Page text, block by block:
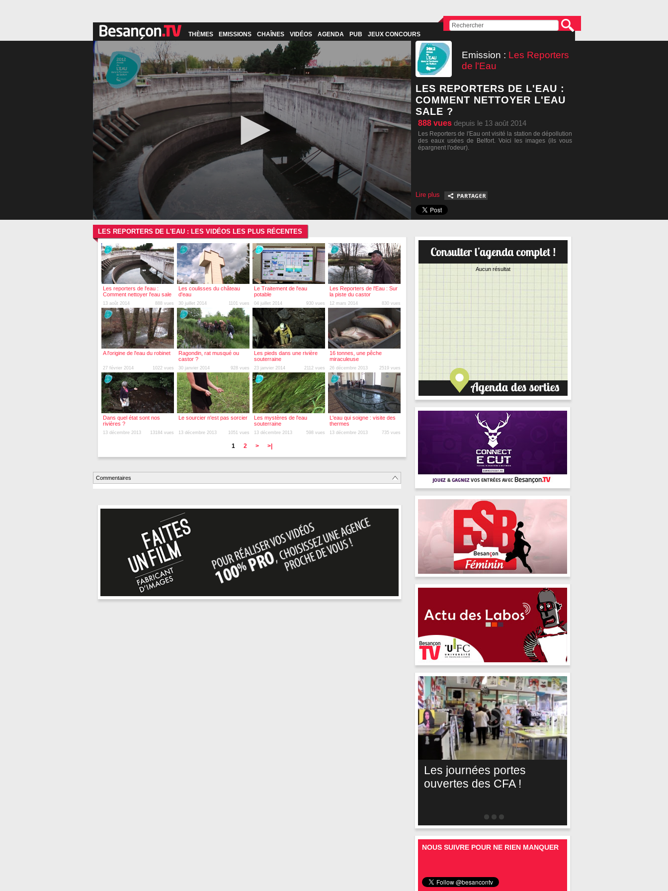
THÈMES EMISSIONS CHAÎNES VIDÉOS AGENDA PUB JEUX CONCOURS
Emission : Les Reporters
de l'Eau
LES REPORTERS DE L'EAU :
COMMENT NETTOYER L'EAU
SALE ?
888 vues depuis le 13 août 2014
Les Reporters de l'Eau ont visité la station de dépollution
des eaux usées de Belfort. Voici les images (ils vous
épargnent l'odeur).
Lire plus
LES REPORTERS DE L'EAU : LES VIDÉOS LES PLUS RÉCENTES
Les reporters de l'eau :
Comment nettoyer l'eau sale
?13 août 2014 888 vues
Les coulisses du château
d'eau
30 juillet 2014 1101 vues
Le Traitement de l'eau
potable
04 juillet 2014 930 vues
Les Reporters de l'Eau : Sur
la piste du castor
12 mars 2014 830 vues
A l'origine de l'eau du robinet
27 février 2014 1022 vues
Ragondin, rat musqué ou
castor ?
30 janvier 2014 928 vues
Les pieds dans une rivière
souterraine
23 janvier 2014 2112 vues
16 tonnes, une pêche
miraculeuse
26 décembre 2013 2519 vues
Dans quel état sont nos
rivières ?
13 décembre 2013 13184 vues
Le sourcier n'est pas sorcier
13 décembre 2013 1051 vues
Les mystères de l'eau
souterraine
13 décembre 2013 598 vues
L'eau qui soigne : visite des
thermes
13 décembre 2013 735 vues
1 2 > >|
Commentaires
Aucun résultat
Les journées portes
ouvertes des CFA !
NOUS SUIVRE POUR NE RIEN MANQUER